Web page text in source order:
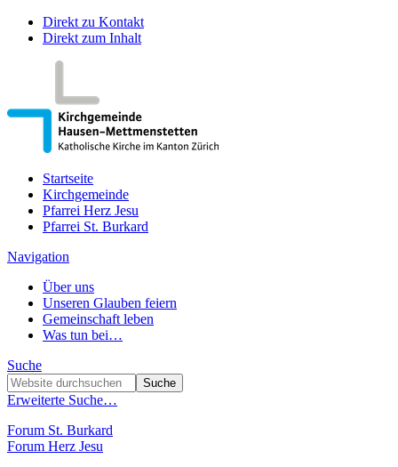
Direkt zu Kontakt
Direkt zum Inhalt
Startseite
Kirchgemeinde
Pfarrei Herz Jesu
Pfarrei St. Burkard
Navigation
Über uns
Unseren Glauben feiern
Gemeinschaft leben
Was tun bei…
Suche
Erweiterte Suche…
Forum St. Burkard
Forum Herz Jesu